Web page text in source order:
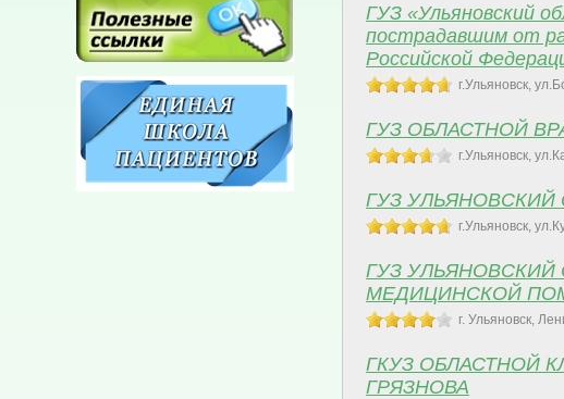
ГУЗ «Ульяновский
пострадавшим от
Российской
г.Ульяновск,
ГУЗ ОБЛАСТНОЙ
г.Ульяновск,
ГУЗ
г.Ульяновск,
ГУЗ
МЕДИЦИНСКОЙ
г. Ульяновск,
ГКУЗ ОБЛАСТНОЙ
ГРЯЗНОВА